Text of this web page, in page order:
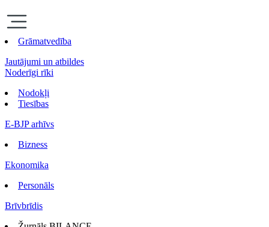
Grāmatvedība
Jautājumi un atbildes
Noderīgi rīki
Nodokļi
Tiesības
E-BJP arhīvs
Bizness
Ekonomika
Personāls
Brīvbrīdis